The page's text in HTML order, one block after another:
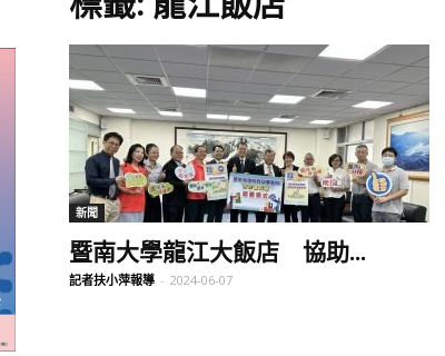
熱
訊
新聞
暨南大學龍江大飯店 協助...
記者扶小萍報導 - 2024-06-07